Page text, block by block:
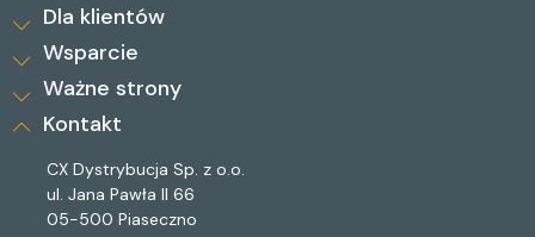
Dla klientów
Wsparcie
Ważne strony
Kontakt
CX Dystrybucja Sp. z o.o.
ul. Jana Pawła II 66
05-500 Piaseczno